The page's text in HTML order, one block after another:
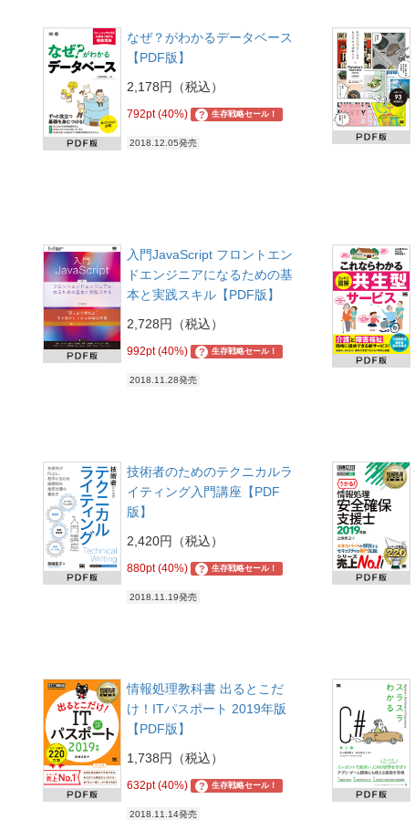
なぜ？がわかるデータベース
【PDF版】
2,178円（税込）
792pt (40%) ? 生存戦略セール！
2018.12.05発売
入門JavaScript フロントエン
ドエンジニアになるための基
本と実践スキル【PDF版】
2,728円（税込）
992pt (40%) ? 生存戦略セール！
2018.11.28発売
技術者のためのテクニカルラ
イティング入門講座【PDF
版】
2,420円（税込）
880pt (40%) ? 生存戦略セール！
2018.11.19発売
情報処理教科書 出るとこだ
け！ITパスポート 2019年版
【PDF版】
1,738円（税込）
632pt (40%) ? 生存戦略セール！
2018.11.14発売